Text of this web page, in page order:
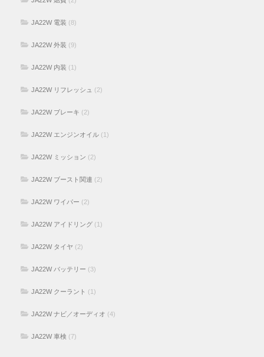
JA22W 電装 (8)
JA22W 外装 (9)
JA22W 内装 (1)
JA22W リフレッシュ (2)
JA22W ブレーキ (2)
JA22W エンジンオイル (1)
JA22W ミッション (2)
JA22W ブースト関連 (2)
JA22W ワイパー (2)
JA22W アイドリング (1)
JA22W タイヤ (2)
JA22W バッテリー (3)
JA22W クーラント (1)
JA22W ナビ／オーディオ (4)
JA22W 車検 (7)